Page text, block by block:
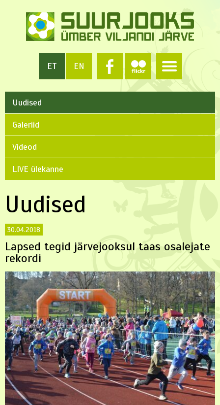
ET EN
Uudised
Galeriid
Videod
LIVE ülekanne
Uudised
30.04.2018
Lapsed tegid järvejooksul taas osalejate
rekordi